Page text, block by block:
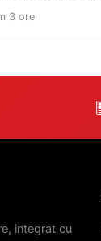
3 ore
integrat cu